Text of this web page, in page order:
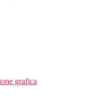
grafica